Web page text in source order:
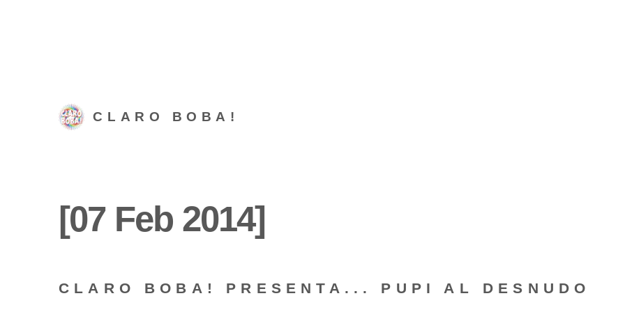
CLARO BOBA!
[07 Feb 2014]
CLARO BOBA! PRESENTA... PUPI AL DESNUDO